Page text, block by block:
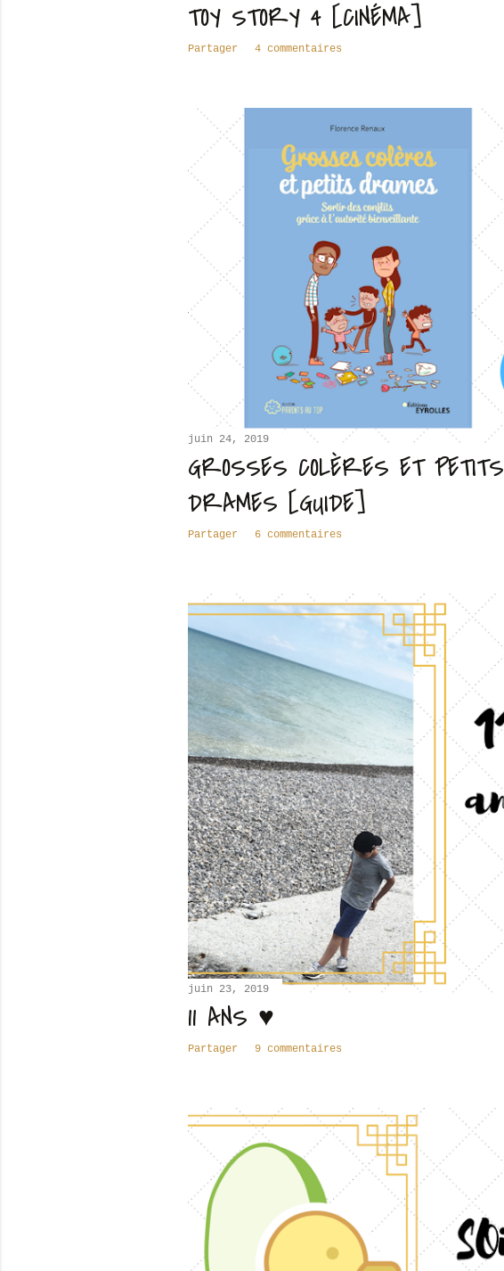
TOY STORY 4 [CINÉMA]
Partager 4 commentaires
juin 24, 2019
GROSSES COLÈRES ET PETITS
DRAMES [GUIDE]
Partager 6 commentaires
juin 23, 2019
11 ANS ♥
Partager 9 commentaires